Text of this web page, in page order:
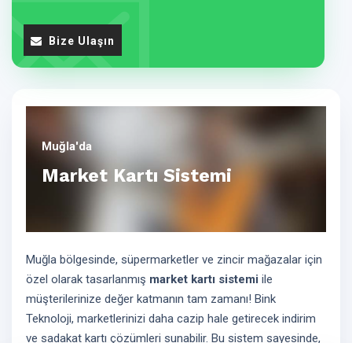
Bize Ulaşın
Muğla'da
Market Kartı Sistemi
Muğla bölgesinde, süpermarketler ve zincir mağazalar için
özel olarak tasarlanmış market kartı sistemi ile
müşterilerinize değer katmanın tam zamanı! Bink
Teknoloji, marketlerinizi daha cazip hale getirecek indirim
ve sadakat kartı çözümleri sunabilir. Bu sistem sayesinde,